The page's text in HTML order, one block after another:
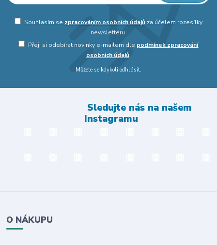
Souhlasím se zpracováním osobních údajůza účelem rozesílky
newsletteru.
Přeji si odebírat novinky e-mailem dle podmínek zpracování
osobních údajů.
Můžete se kdykoli odhlásit.
Sledujte nás na našem
Instagramu
O NÁKUPU